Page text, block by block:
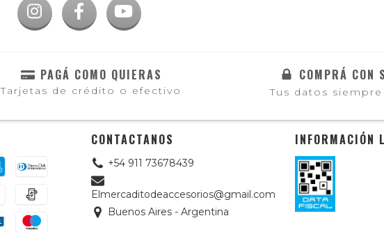
PAGÁ COMO QUIERAS
Tarjetas de crédito o efectivo
COMPRÁ CON
Tus datos
CONTACTANOS
+54 911 73678439
Elmercaditodeaccesorios@gmail.com
Buenos Aires - Argentina
INFORMACIÓN